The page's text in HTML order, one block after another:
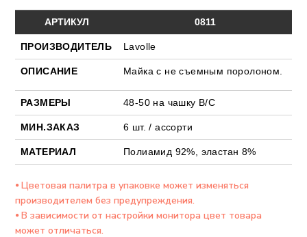
АРТИКУЛ 0811
ПРОИЗВОДИТЕЛЬ Lavolle
ОПИСАНИЕ Майка с не съемным поролоном.
РАЗМЕРЫ 48-50 на чашку В/С
МИН.ЗАКАЗ 6 шт. / ассорти
МАТЕРИАЛ Полиамид 92%, эластан 8%
⦁ Цветовая палитра в упаковке может изменяться
производителем без предупреждения.
⦁ В зависимости от настройки монитора цвет товара
может отличаться.